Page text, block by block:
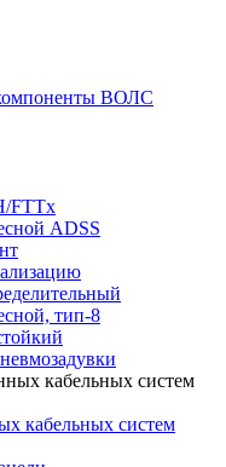
ВОЛС
FTTx
ADSS
тип-8
кабельных систем